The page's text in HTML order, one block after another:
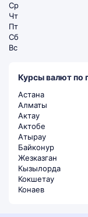
Ср
Чт
Пт
Сб
Вс
Курсы валют по
Астана
Алматы
Актау
Актобе
Атырау
Байконур
Жезказган
Кызылорда
Кокшетау
Конаев